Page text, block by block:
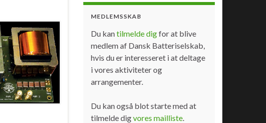
MEDLEMSSKAB
Du kantilmelde digfor at blive
medlem af Dansk Batteriselskab,
hvis du er interesseret i at deltage
i vores aktiviteter og
arrangementer.
Du kan også blot starte med at
tilmelde digvores mailliste.